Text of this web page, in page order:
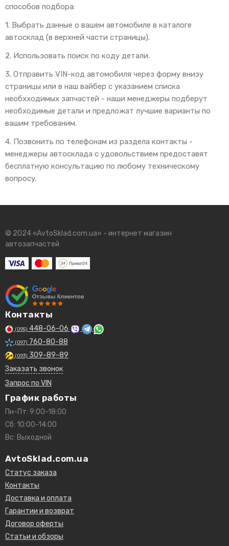
способов подбора:
1. Выбрать данные о вашем автомобиле в каталоге
автосклад (в верхней части страницы).
2. Использовать поиск по коду детали.
3. Отправить VIN-код автомобиля через форму внизу
страницы или в наш вайбер с указанием списка
необхходимых запчастей - наши менеджеры подберут
необходимые детали и предложат лучшие варианты по
вашим требованим.
4. Позвонить по телефонам из раздела контакты -
менеджеры автосклада с удовольствием предоставят
бесплатную консультацию по любому техническому
вопросу.
© 2024 «AvtoSklad.com.ua» - интернет магазин
автозапчастей
Контакты
(095) 448-06-06
(097) 760-80-88
(093) 309-89-89
Заказать звонок
Запрос по VIN
График работы
Пн-Пт: 9:00-18:00
Сб: 10:00-14:00
Вс: Выходной
AvtoSklad.com.ua
Статус заказа
Контакты
Доставка и оплата
Гарантии и возврат
Договор оферты
Статьи и обзоры